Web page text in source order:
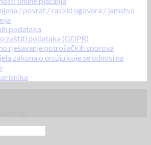
/ povrat / raskid ugovora / jamstvo
podataka
zaštiti podataka (GDPR)
rješavanje potrošačkih sporova
zakona o oružju koje se odnosi na